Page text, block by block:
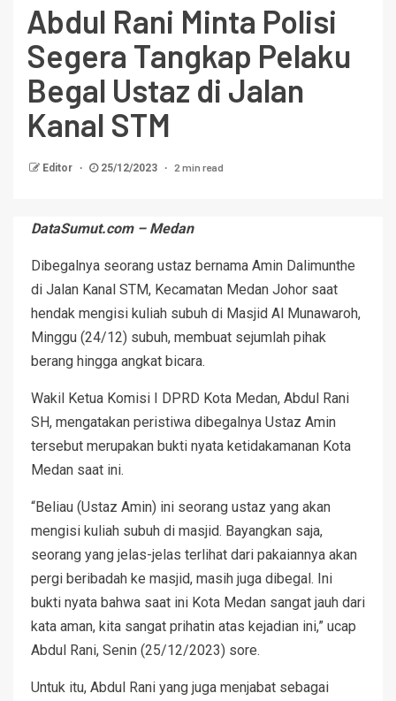
Abdul Rani Minta Polisi
Segera Tangkap Pelaku
Begal Ustaz di Jalan
Kanal STM
Editor 25/12/2023 2 min read
DataSumut.com – Medan
Dibegalnya seorang ustaz bernama Amin Dalimunthe
di Jalan Kanal STM, Kecamatan Medan Johor saat
hendak mengisi kuliah subuh di Masjid Al Munawaroh,
Minggu (24/12) subuh, membuat sejumlah pihak
berang hingga angkat bicara.
Wakil Ketua Komisi I DPRD Kota Medan, Abdul Rani
SH, mengatakan peristiwa dibegalnya Ustaz Amin
tersebut merupakan bukti nyata ketidakamanan Kota
Medan saat ini.
“Beliau (Ustaz Amin) ini seorang ustaz yang akan
mengisi kuliah subuh di masjid. Bayangkan saja,
seorang yang jelas-jelas terlihat dari pakaiannya akan
pergi beribadah ke masjid, masih juga dibegal. Ini
bukti nyata bahwa saat ini Kota Medan sangat jauh dari
kata aman, kita sangat prihatin atas kejadian ini,” ucap
Abdul Rani, Senin (25/12/2023) sore.
Untuk itu, Abdul Rani yang juga menjabat sebagai